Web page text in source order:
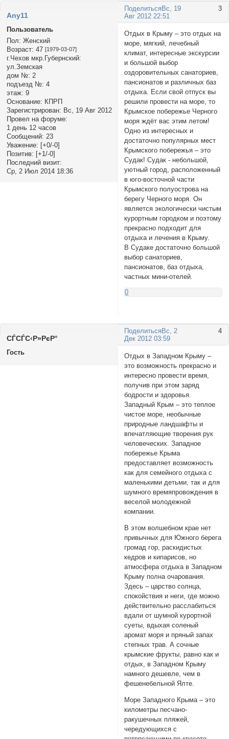
Поделиться 3
Вс, 19
Авг 2012 22:51
Аnу11
Пользователь
Пол: Женский
Возраст: 47 [1979-03-07]
г.Чехов мкр.Губернский:
ул.Земская
дом №: 2
подъезд №: 4
этаж: 9
Основание: КПРП
Зарегистрирован: Вс, 19 Авг 2012
Провел на форуме:
1 день 12 часов
Сообщений: 23
Уважение: [+0/-0]
Позитив: [+1/-0]
Последний визит:
Ср, 2 Июл 2014 18:36
Отдых в Крыму – это отдых на
море, мягкий, лечебный
климат, интересные экскурсии
и большой выбор
оздоровительных санаториев,
пансионатов и различных баз
отдыха. Если свой отпуск вы
решили провести на море, то
Крымское побережье Черного
моря ждёт вас этим летом!
Одно из интересных и
достаточно популярных мест
Крымского побережья – это
Судак! Судак - небольшой,
уютный город, расположенный
в юго-восточной части
Крымского полуострова на
берегу Черного моря. Он
является экологически чистым
курортным городком и поэтому
прекрасно подходит для
отдыха и лечения в Крыму.
В Судаке достаточно большой
выбор санаториев,
пансионатов, баз отдыха,
частных мини-отелей.
0
Поделиться 4
Вс, 2
Дек 2012 03:59
СЃСЃС‹Р»РєР°
Гость
Отдых в Западном Крыму –
это возможность прекрасно и
интересно провести время,
получив при этом заряд
бодрости и здоровья.
Западный Крым – это теплое
чистое море, необычные
природные ландшафты и
впечатляющие творения рук
человеческих. Западное
побережье Крыма
предоставляет возможность
как для семейного отдыха с
маленькими детьми, так и для
шумного времяпровождения в
веселой молодежной
компании.
В этом волшебном крае нет
привычных для Южного берега
громад гор, раскидистых
кедров и кипарисов, но
атмосфера отдыха в Западном
Крыму полна очарования.
Здесь – царство солнца,
спокойствия и неги, где можно
действительно расслабиться
вдали от шумной курортной
суеты, вдыхая соленый
аромат моря и пряный запах
степных трав. А сочные
крымские фрукты, равно как и
отдых, в Западном Крыму
намного дешевле, чем в
фешенебельной Ялте.
Море Западного Крыма – это
километры песчано-
ракушечных пляжей,
чередующихся с